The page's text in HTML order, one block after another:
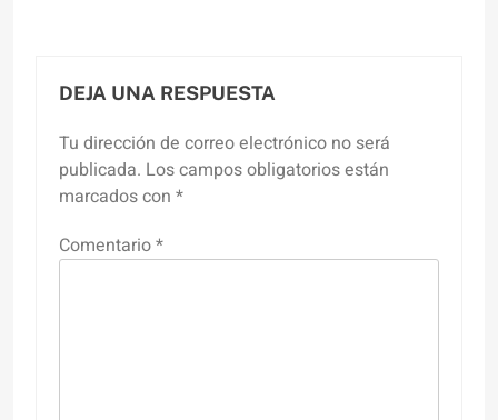
DEJA UNA RESPUESTA
Tu dirección de correo electrónico no será
publicada. Los campos obligatorios están
marcados con *
Comentario*